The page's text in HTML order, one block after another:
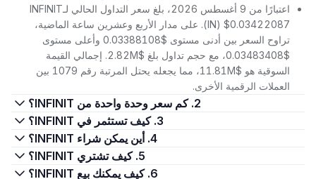
اعتبارًا من 9 أغسطس 2026، بلغ سعر التداول الحالي لـINFINIT
(IN) $0.03422087. على مدار الأربع وعشرين ساعة الماضية،
تراوح السعر بين أدنى مستوى $0.03388108 وأعلى مستوى
$0.03483408، مع حجم تداول بلغ $2.82M. إجمالي القيمة
السوقية هو $11.81M، مما يجعله يحتل المرتبة رقم 1079 بين
العملات الرقمية الأخرى.
2. كم سعر وحدة واحدة من INFINIT؟
3. كيف تستثمر في INFINIT؟
4. أين يمكن شراء INFINIT؟
5. كيف تشتري INFINIT؟
6. كيف يمكنك بيع INFINIT؟